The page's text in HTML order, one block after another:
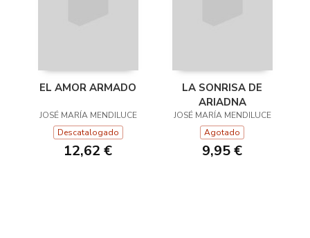
EL AMOR ARMADO
JOSÉ MARÍA MENDILUCE
Descatalogado
12,62 €
LA SONRISA DE
ARIADNA
JOSÉ MARÍA MENDILUCE
Agotado
9,95 €